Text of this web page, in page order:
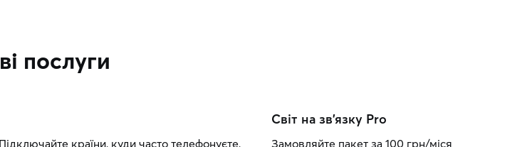
послуги
країни, куди часто телефонуєте,
Світ на зв'язку Pro
Замовляйте пакет за 100 грн/місяць та